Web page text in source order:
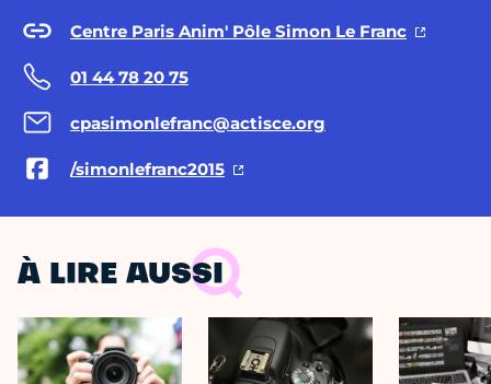
Centre Paris Anim' Pôle Simon Le Franc
01 44 78 20 75
cpasimonlefranc@actisce.org
/simonlefranc2015
À LIRE AUSSI